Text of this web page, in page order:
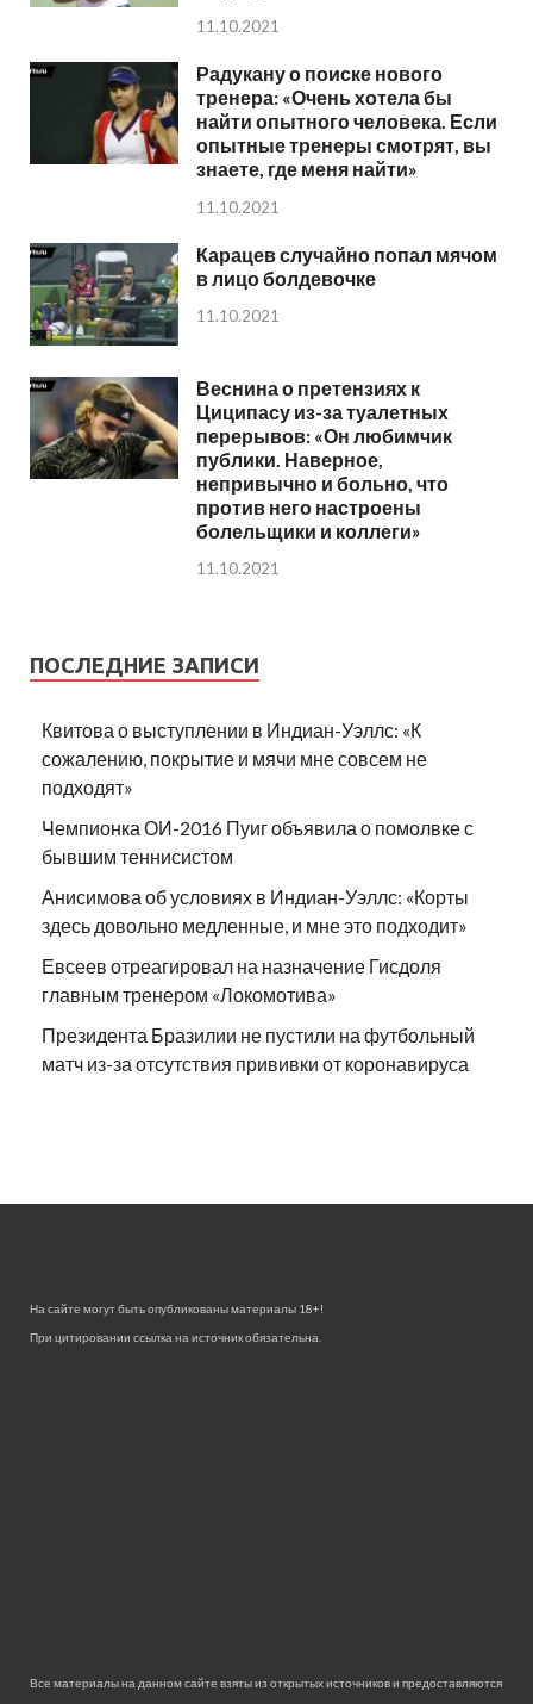
11.10.2021
Радукану о поиске нового
тренера: «Очень хотела бы
найти опытного человека. Если
опытные тренеры смотрят, вы
знаете, где меня найти»
11.10.2021
Карацев случайно попал мячом
в лицо болдевочке
11.10.2021
Веснина о претензиях к
Циципасу из-за туалетных
перерывов: «Он любимчик
публики. Наверное,
непривычно и больно, что
против него настроены
болельщики и коллеги»
11.10.2021
ПОСЛЕДНИЕ ЗАПИСИ
Квитова о выступлении в Индиан-Уэллс: «К
сожалению, покрытие и мячи мне совсем не
подходят»
Чемпионка ОИ-2016 Пуиг объявила о помолвке с
бывшим теннисистом
Анисимова об условиях в Индиан-Уэллс: «Корты
здесь довольно медленные, и мне это подходит»
Евсеев отреагировал на назначение Гисдоля
главным тренером «Локомотива»
Президента Бразилии не пустили на футбольный
матч из-за отсутствия прививки от коронавируса
На сайте могут быть опубликованы материалы 18+!
При цитировании ссылка на источник обязательна.
Все материалы на данном сайте взяты из открытых источников и предоставляются